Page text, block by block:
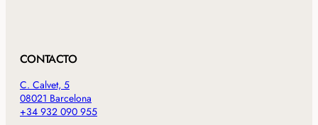
CONTACTO
C. Calvet, 5
08021 Barcelona
+34 932 090 955